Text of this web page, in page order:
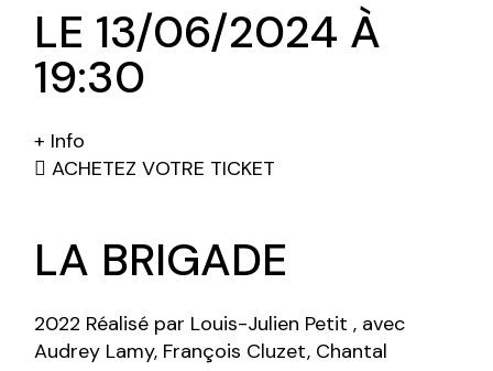
LE 13/06/2024 À
19:30
+ Info
ACHETEZ VOTRE TICKET
LA BRIGADE
2022 Réalisé par Louis-Julien Petit , avec
Audrey Lamy, François Cluzet, Chantal